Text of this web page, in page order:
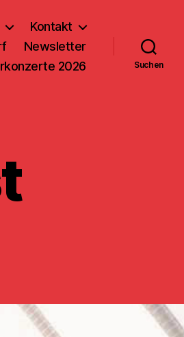
Kontakt
Newsletter
2026
Suchen